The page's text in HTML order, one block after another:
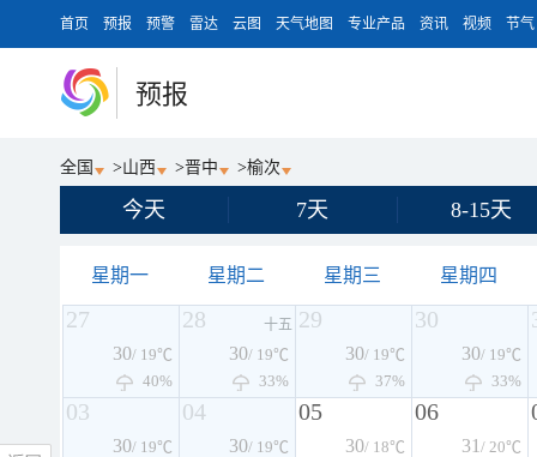
首页 预报 预警 雷达 云图 天气地图 专业产品 资讯 视频 节气
预报
全国 >山西 >晋中 >榆次
今天 7天 8-15天
星期一 星期二 星期三 星期四
27
30/ 19℃
40%
28 十五
30/ 19℃
33%
29
30/ 19℃
37%
30
30/ 19℃
33%
03
30/ 19℃
04
30/ 19℃
05
30/ 18℃
06
31 / 20℃